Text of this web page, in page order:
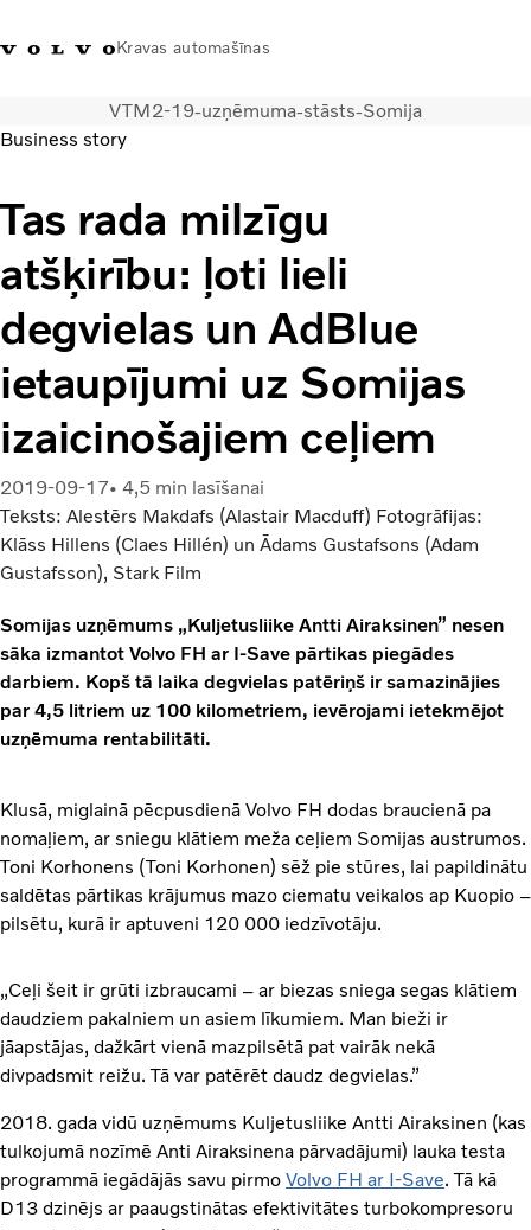
Kravas automašīnas
+371 20293001 Volvo Trucks veikalsIenāktLatvija
Transporta risinājumi
Kravas automašīnas
Pakalpojumi
Tuvākās darbnīcas meklēšana
Jaunumi
Par mums
Sazināties ar mums
VTM2-19-uzņēmuma-stāsts-Somija
Business story
Tas rada milzīgu
atšķirību: ļoti lieli
degvielas un AdBlue
ietaupījumi uz Somijas
izaicinošajiem ceļiem
2019-09-17 4,5 min lasīšanai
Teksts: Alestērs Makdafs (Alastair Macduff) Fotogrāfijas:
Klāss Hillens (Claes Hillén) un Ādams Gustafsons (Adam
Gustafsson), Stark Film
Somijas uzņēmums „Kuljetusliike Antti Airaksinen” nesen
sāka izmantot Volvo FH ar I-Save pārtikas piegādes
darbiem. Kopš tā laika degvielas patēriņš ir samazinājies
par 4,5 litriem uz 100 kilometriem, ievērojami ietekmējot
uzņēmuma rentabilitāti.
Klusā, miglainā pēcpusdienā Volvo FH dodas braucienā pa
nomaļiem, ar sniegu klātiem meža ceļiem Somijas austrumos.
Toni Korhonens (Toni Korhonen) sēž pie stūres, lai papildinātu
saldētas pārtikas krājumus mazo ciematu veikalos ap Kuopio –
pilsētu, kurā ir aptuveni 120 000 iedzīvotāju.
„Ceļi šeit ir grūti izbraucami – ar biezas sniega segas klātiem
daudziem pakalniem un asiem līkumiem. Man bieži ir
jāapstājas, dažkārt vienā mazpilsētā pat vairāk nekā
divpadsmit reižu. Tā var patērēt daudz degvielas.”
2018. gada vidū uzņēmums Kuljetusliike Antti Airaksinen (kas
tulkojumā nozīmē Anti Airaksinena pārvadājumi) lauka testa
programmā iegādājās savu pirmo Volvo FH ar I-Save. Tā kā
D13 dzinējs ar paaugstinātas efektivitātes turbokompresoru